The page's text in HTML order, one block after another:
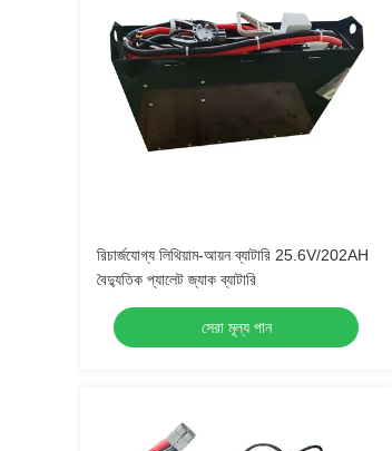
রিচার্জযোগ্য লিথিয়াম-আয়ন ব্যাটারি 25.6V/202AH
বৈদ্যুতিক প্যালেট জ্যাক ব্যাটারি
সেরা মূল্য পান